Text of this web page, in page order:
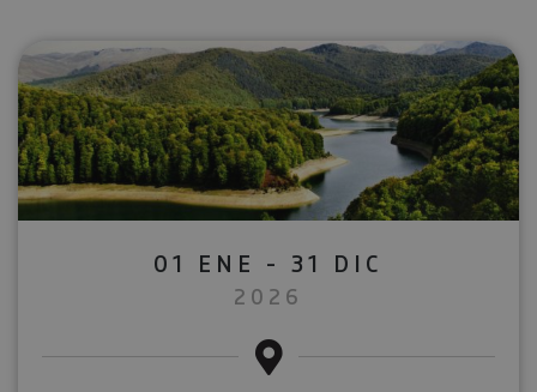
01 ENE - 31 DIC
2026